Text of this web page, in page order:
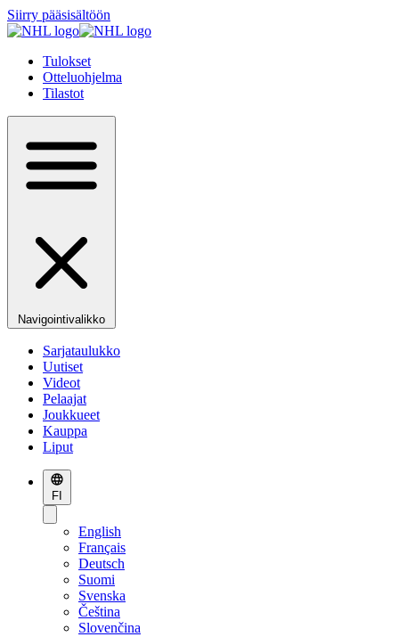
Siirry pääsisältöön
Tulokset
Otteluohjelma
Tilastot
Navigointivalikko
Sarjataulukko
Uutiset
Videot
Pelaajat
Joukkueet
Kauppa
Liput
FI
English
Français
Deutsch
Suomi
Svenska
Čeština
Slovenčina